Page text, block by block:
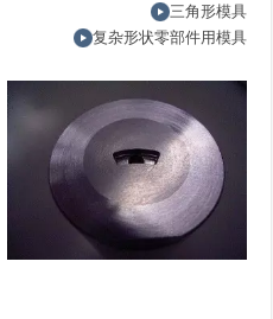
三角形模具
复杂形状零部件用模具